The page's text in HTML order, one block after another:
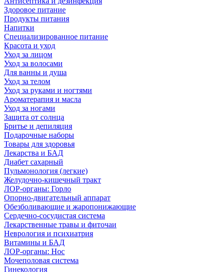
Здоровое питание
Продукты питания
Напитки
Специализированное питание
Красота и уход
Уход за лицом
Уход за волосами
Для ванны и душа
Уход за телом
Уход за руками и ногтями
Ароматерапия и масла
Уход за ногами
Защита от солнца
Бритье и депиляция
Подарочные наборы
Товары для здоровья
Лекарства и БАД
Диабет сахарный
Пульмонология (легкие)
Желудочно-кишечный тракт
ЛОР-органы: Горло
Опорно-двигательный аппарат
Обезболивающие и жаропонижающие
Сердечно-сосудистая система
Лекарственные травы и фиточаи
Неврология и психиатрия
Витамины и БАД
ЛОР-органы: Нос
Мочеполовая система
Гинекология